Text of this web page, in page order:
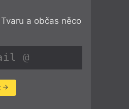
a občas něco